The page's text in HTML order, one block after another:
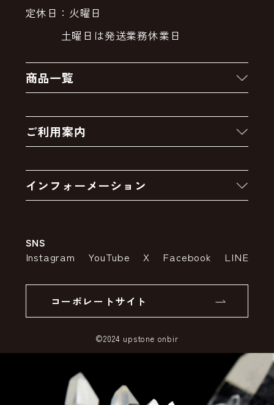
定休日：火曜日
土曜日は発送業務休業日
商品一覧
クーポン
卸販売・大量注文
アウトレットセール
ご利用案内
お支払いについて
インフォーメーション
特定商取引法の表示
SSLサーバー証明書とは
SNS
Instagram YouTube X Facebook LINE
コーポレートサイト
©2024 upstone onbir